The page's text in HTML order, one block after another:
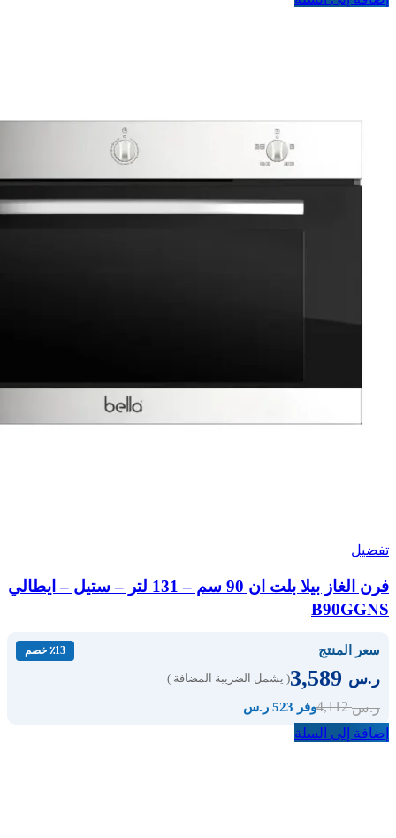
تفضيل
فرن الغاز بيلا بلت ان 90 سم – 131 لتر – ستيل – ايطالي
B90GGNS
سعر المنتج ٪13 خصم
ر.س ( يشمل الضريبة المضافة )
ر.س4,112 وفر 523 ر.س
إضافة إلى السلة